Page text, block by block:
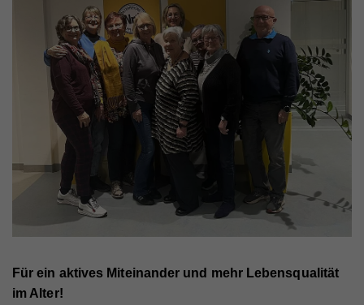
Für ein aktives Miteinander und mehr Lebensqualität
im Alter!